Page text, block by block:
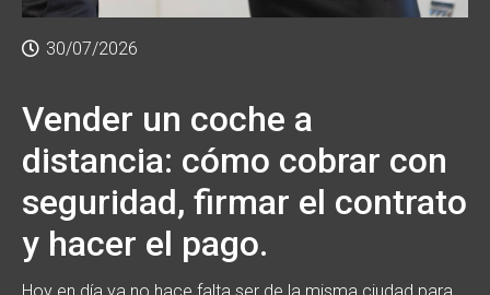
30/07/2026
Vender un coche a
distancia: cómo cobrar con
seguridad, firmar el contrato
y hacer el pago.